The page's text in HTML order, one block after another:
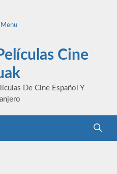
Menu
Cine
De Cine Español Y